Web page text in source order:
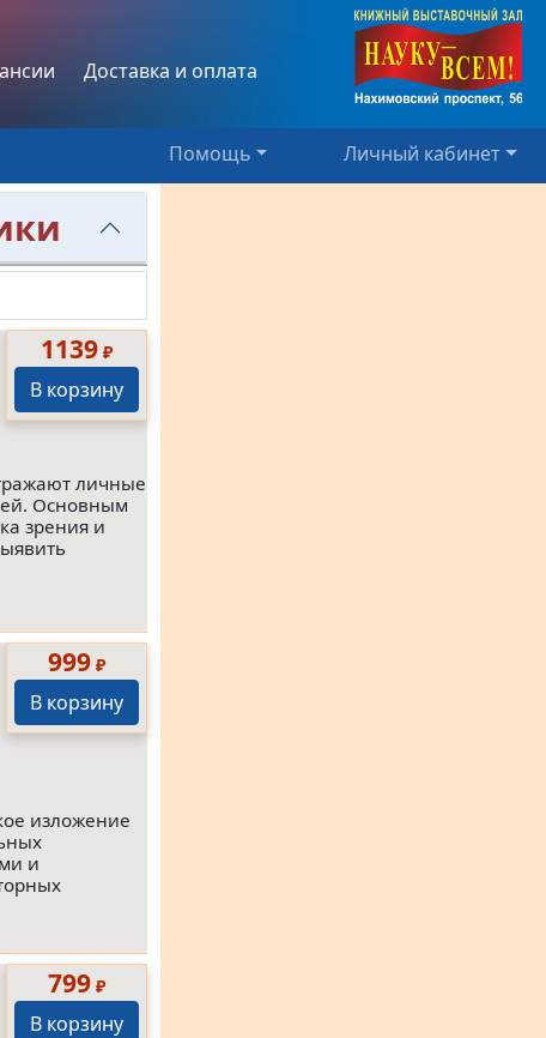
Доставка и оплата
Помощь Личный кабинет
1139 ₽
В корзину
личные
Основным
зрения и
999 ₽
В корзину
изложение
и
799 ₽
В корзину